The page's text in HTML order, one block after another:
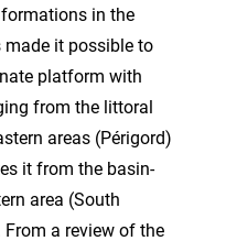
in the
made it possible to
platform with
from the littoral
areas (Périgord)
it from the basin-
area (South
a review of the